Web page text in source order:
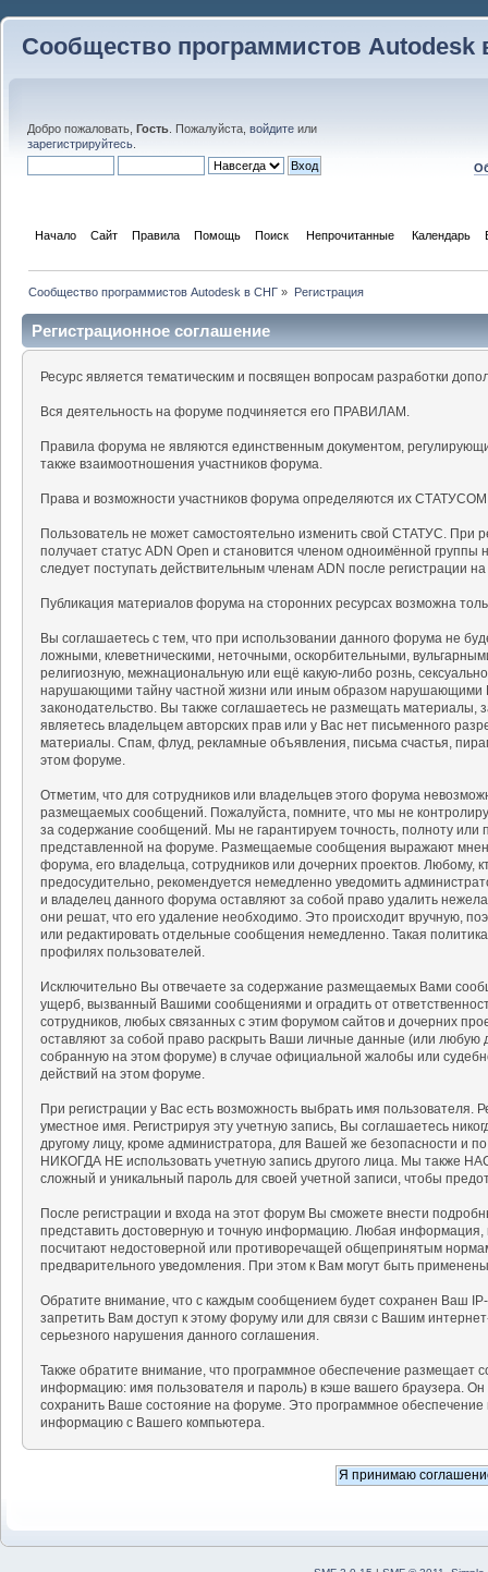
Сообщество программистов Autodesk
Добро пожаловать, Гость . Пожалуйста, войдите или
зарегистрируйтесь
Начало Сайт Правила Помощь Поиск Непрочитанные Календарь
Сообщество программистов Autodesk в СНГ » Регистрация
Регистрационное соглашение
Ресурс является тематическим и посвящен вопросам разработки
Вся деятельность на форуме подчиняется его ПРАВИЛАМ.
Правила форума не являются единственным документом,
также взаимоотношения участников форума.
Права и возможности участников форума определяются их
Пользователь не может самостоятельно изменить свой СТАТУС. При
получает статус ADN Open и становится членом одноимённой
следует поступать действительным членам ADN после регистрации
Публикация материалов форума на сторонних ресурсах возможна
Вы соглашаетесь с тем, что при использовании данного форума не
ложными, клеветническими, неточными, оскорбительными,
религиозную, межнациональную или ещё какую-либо рознь,
нарушающими тайну частной жизни или иным образом нарушающими
законодательство. Вы также соглашаетесь не размещать
являетесь владельцем авторских прав или у Вас нет письменного
материалы. Спам, флуд, рекламные объявления, письма счастья,
этом форуме.
Отметим, что для сотрудников или владельцев этого форума
размещаемых сообщений. Пожалуйста, помните, что мы не
за содержание сообщений. Мы не гарантируем точность, полноту или
представленной на форуме. Размещаемые сообщения выражают
форума, его владельца, сотрудников или дочерних проектов. Любому,
предосудительно, рекомендуется немедленно уведомить
и владелец данного форума оставляют за собой право удалить
они решат, что его удаление необходимо. Это происходит вручную,
или редактировать отдельные сообщения немедленно. Такая
профилях пользователей.
Исключительно Вы отвечаете за содержание размещаемых Вами
ущерб, вызванный Вашими сообщениями и оградить от
сотрудников, любых связанных с этим форумом сайтов и дочерних
оставляют за собой право раскрыть Ваши личные данные (или
собранную на этом форуме) в случае официальной жалобы или
действий на этом форуме.
При регистрации у Вас есть возможность выбрать имя пользователя.
уместное имя. Регистрируя эту учетную запись, Вы соглашаетесь
другому лицу, кроме администратора, для Вашей же безопасности и
НИКОГДА НЕ использовать учетную запись другого лица. Мы также
сложный и уникальный пароль для своей учетной записи, чтобы
После регистрации и входа на этот форум Вы сможете внести
представить достоверную и точную информацию. Любая информация,
посчитают недостоверной или противоречащей общепринятым
предварительного уведомления. При этом к Вам могут быть
Обратите внимание, что с каждым сообщением будет сохранен Ваш
запретить Вам доступ к этому форуму или для связи с Вашим
серьезного нарушения данного соглашения.
Также обратите внимание, что программное обеспечение размещает
информацию: имя пользователя и пароль) в кэше вашего браузера.
сохранить Ваше состояние на форуме. Это программное обеспечение
информацию с Вашего компьютера.